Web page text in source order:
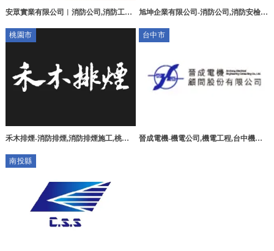
安眾實業有限公司︱消防公司,消防工程,
旭坤企業有限公司-消防公司,消防安檢,
桃園市
禾木排煙-消防排煙,消防排煙施工,桃園
煙,新屋消防排煙施工
台中市
晉成電機-機電公司,機電工程,台中機電
南投縣